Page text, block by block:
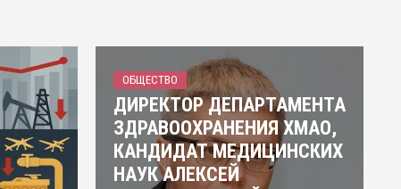
ОБЩЕСТВО
ДИРЕКТОР ДЕПАРТАМЕНТА
ЗДРАВООХРАНЕНИЯ ХМАО,
КАНДИДАТ МЕДИЦИНСКИХ
НАУК АЛЕКСЕЙ